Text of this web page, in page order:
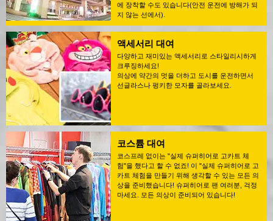
에 장착할 수도 있습니다(안전 운전에 방해가 되
지 않는 선에서).
액세서리 대여
다양하고 재미있는 액세서리로 스타일리시하게
크루징하세요!
의상에 약간의 멋을 더하고 도시를 운전하면서
선글라스나 펑키한 모자를 골라보세요.
코스튬 대여
코스프레 없이는 "실제 슈퍼히어로 고카트 체
험"을 했다고 할 수 없죠! 이 "실제 슈퍼히어로 고
카트 체험을 만들기 위해 생각할 수 있는 모든 의
상을 준비했습니다! 슈퍼히어로 팬 여러분, 걱정
마세요. 모든 의상이 준비되어 있습니다!